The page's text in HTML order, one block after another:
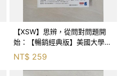
【XSW】思辨，從問對問題開
始：【暢銷經典版】美國大學邏
輯思考聖經_尼爾．布朗, 史都
華．基里, 羅耀宗, 蔡宏明, 黃賓
NT$ 259